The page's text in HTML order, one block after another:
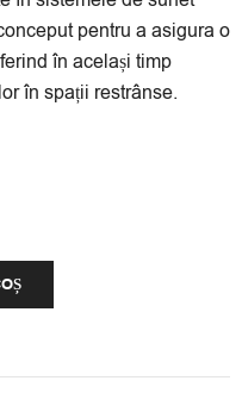
pentru a asigura o
în același timp
în spații restrânse.